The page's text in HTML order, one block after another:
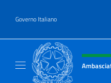
Governo Italiano
Intestazione